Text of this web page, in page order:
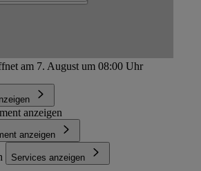
am 7. August um 08:00 Uhr
anzeigen
anzeigen
Services anzeigen